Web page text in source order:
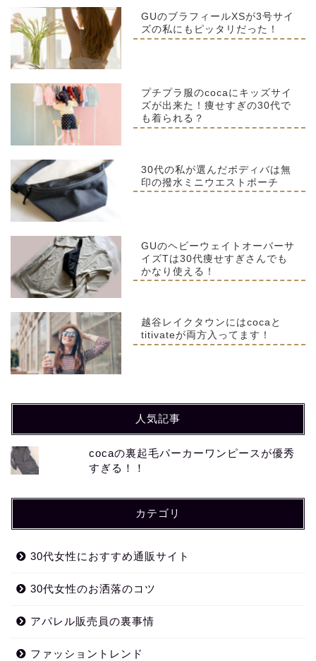
GUのブラフィールXSが3号サイ
ズの私にもピッタリだった！
プチプラ服のcocaにキッズサイ
ズが出来た！痩せすぎの30代で
も着られる？
30代の私が選んだボディバは無
印の撥水ミニウエストポーチ
GUのヘビーウェイトオーバーサ
イズTは30代痩せすぎさんでも
かなり使える！
越谷レイクタウンにはcocaと
titivateが両方入ってます！
人気記事
cocaの裏起毛パーカーワンピースが優秀
すぎる！！
カテゴリ
30代女性におすすめ通販サイト
30代女性のお洒落のコツ
アパレル販売員の裏事情
ファッショントレンド